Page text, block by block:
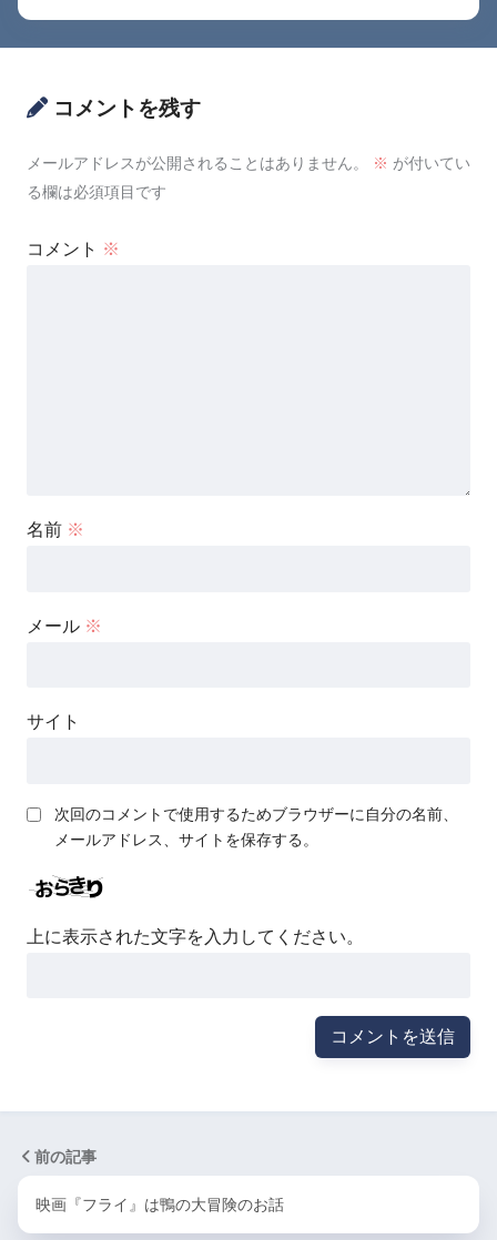
コメントを残す
メールアドレスが公開されることはありません。 ※ が付いてい
る欄は必須項目です
コメント ※
名前 ※
メール ※
サイト
次回のコメントで使用するためブラウザーに自分の名前、
メールアドレス、サイトを保存する。
上に表示された文字を入力してください。
前の記事
映画『フライ』は鴨の大冒険のお話